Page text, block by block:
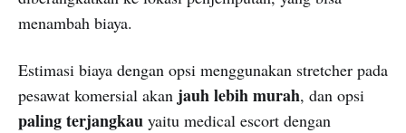
menambah biaya.
Estimasi biaya dengan opsi menggunakan stretcher pada
pesawat komersial akan jauh lebih murah, dan opsi
paling terjangkau yaitu medical escort dengan